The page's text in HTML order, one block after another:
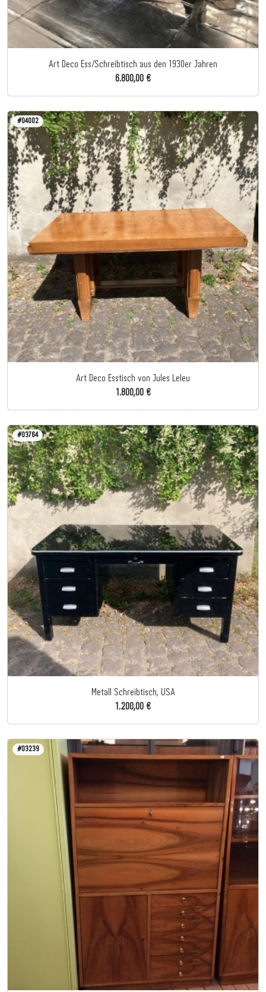
Art Deco Ess/Schreibtisch aus den 1930er Jahren
6.800,00 €
#04002
Art Deco Esstisch von Jules Leleu
1.800,00 €
#03764
Metall Schreibtisch, USA
1.200,00 €
#03239